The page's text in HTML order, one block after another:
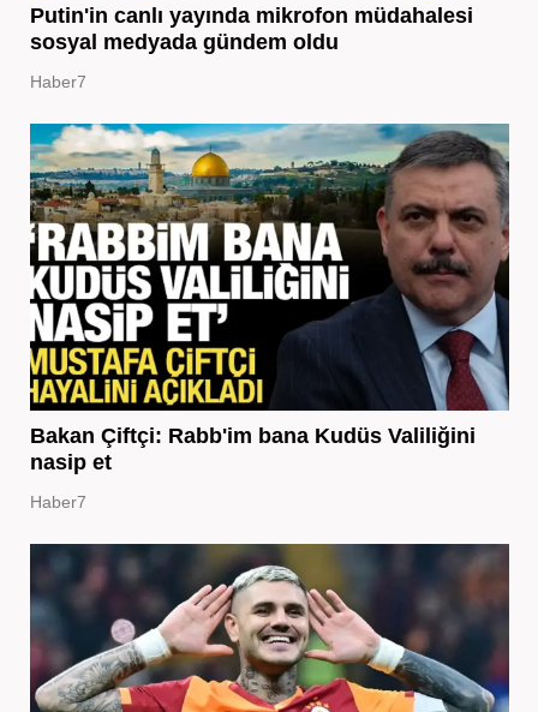
Putin'in canlı yayında mikrofon müdahalesi
sosyal medyada gündem oldu
Haber7
Bakan Çiftçi: Rabb'im bana Kudüs Valiliğini
nasip et
Haber7